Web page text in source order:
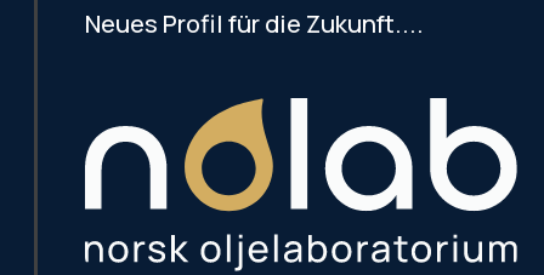
Neues Profil für die Zukunft....